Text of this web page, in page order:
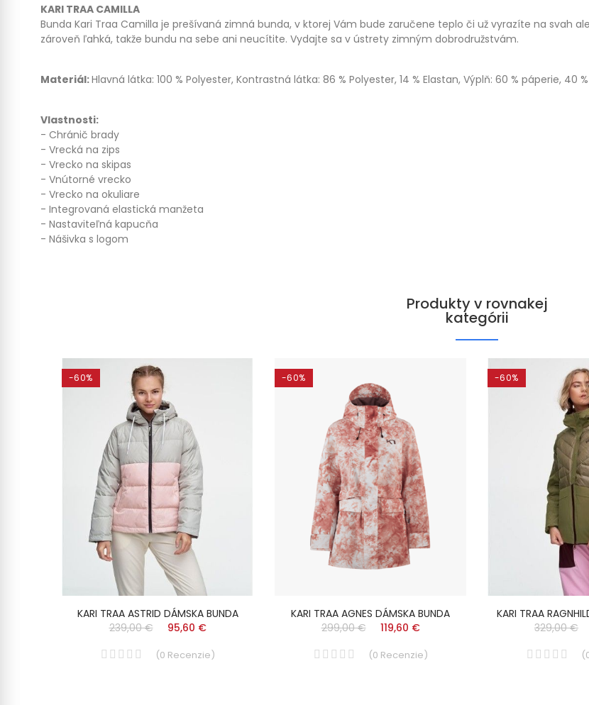
KARI TRAA CAMILLA
Bunda Kari Traa Camilla je prešívaná zimná bunda, v ktorej Vám bude zaručene teplo či už vyrazíte na svah
zároveň ľahká, takže bundu na sebe ani neucítite. Vydajte sa v ústrety zimným dobrodružstvám.
Materiál:Hlavná látka: 100 % Polyester, Kontrastná látka: 86 % Polyester, 14 % Elastan, Výplň: 60 % páperie, 40
Vlastnosti:
- Chránič brady
- Vrecká na zips
- Vrecko na skipas
- Vnútorné vrecko
- Vrecko na okuliare
- Integrovaná elastická manžeta
- Nastaviteľná kapucňa
- Nášivka s logom
Produkty v rovnakej
kategórii
-60%
KARI TRAA ASTRID DÁMSKA BUNDA
239,00 €
95,60 €
(0 Recenzie)
-60%
KARI TRAA AGNES DÁMSKA BUNDA
299,00 €
119,60 €
(0 Recenzie)
-60%
KARI TRAA
329,00 €
(